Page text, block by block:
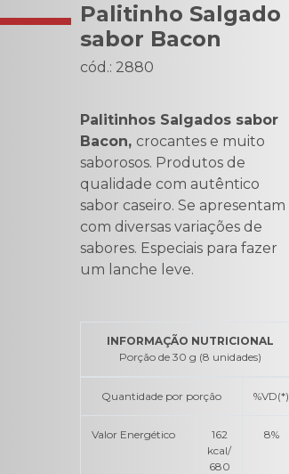
Palitinho Salgado
sabor Bacon
cód.: 2880
Palitinhos Salgados sabor
Bacon, crocantes e muito
saborosos. Produtos de
qualidade com autêntico
sabor caseiro. Se apresentam
com diversas variações de
sabores. Especiais para fazer
um lanche leve.
INFORMAÇÃO NUTRICIONAL
Porção de 30 g (8 unidades)
Quantidade por porção %VD(*)
Valor Energético
162
kcal/
680
8%